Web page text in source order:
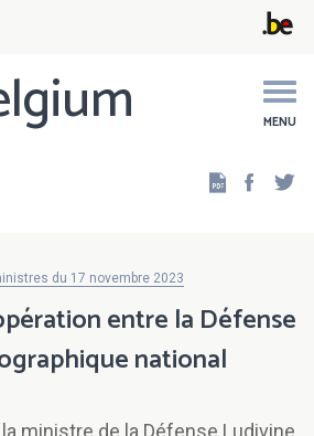
MENU
du 17 novembre 2023
entre la Défense
national
ministre de la Défense Ludivine